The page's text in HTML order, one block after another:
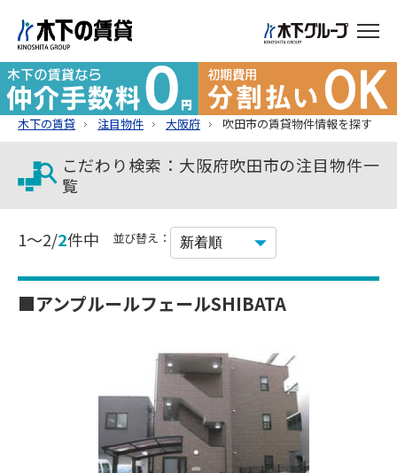
木下の賃貸 注目物件 大阪府 吹田市の賃貸物件情報を探す
こだわり検索：大阪府吹田市の注目物件一
覧
1～2/2件中 並び替え：
■アンプルールフェールSHIBATA